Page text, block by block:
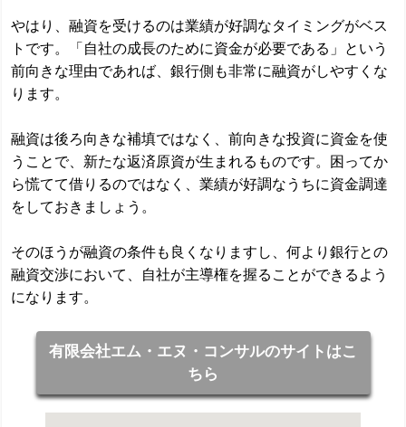
やはり、融資を受けるのは業績が好調なタイミングがベス
トです。「自社の成長のために資金が必要である」という
前向きな理由であれば、銀行側も非常に融資がしやすくな
ります。
融資は後ろ向きな補填ではなく、前向きな投資に資金を使
うことで、新たな返済原資が生まれるものです。困ってか
ら慌てて借りるのではなく、業績が好調なうちに資金調達
をしておきましょう。
そのほうが融資の条件も良くなりますし、何より銀行との
融資交渉において、自社が主導権を握ることができるよう
になります。
有限会社エム・エヌ・コンサルのサイトはこ
ちら